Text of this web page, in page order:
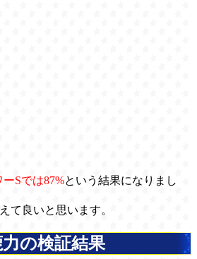
Sでは87%という結果になりまし
て良いと思います。
の検証結果